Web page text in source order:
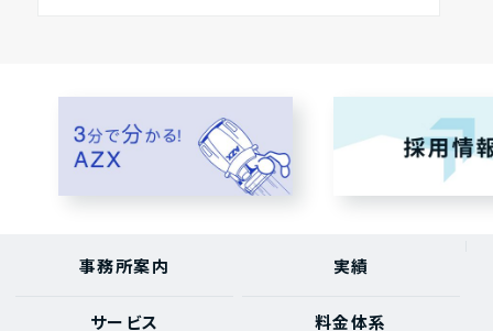
事務所案内 実績
サービス 料金体系